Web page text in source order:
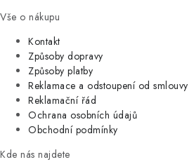
Vše o nákupu
Kontakt
Způsoby dopravy
Způsoby platby
Reklamace a odstoupení od smlouvy
Reklamační řád
Ochrana osobních údajů
Obchodní podmínky
Kde nás najdete
KUCHYNĚ
ORGANIZACE
DOMÁCNOST
ÚKLID